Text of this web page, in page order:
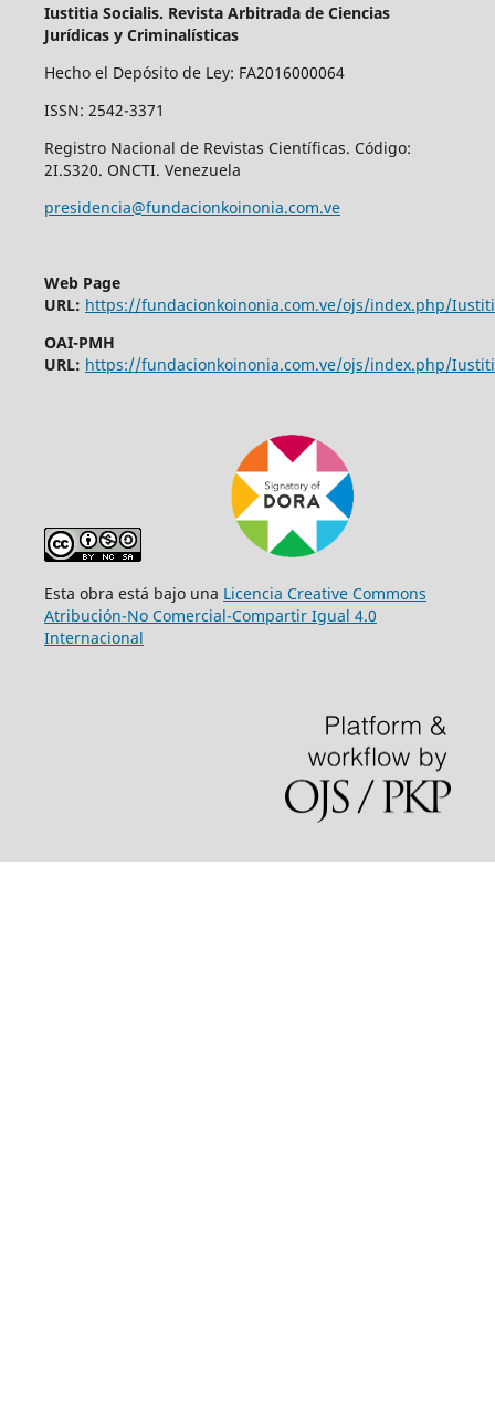
Iustitia Socialis. Revista Arbitrada de Ciencias
Jurídicas y Criminalísticas
Hecho el Depósito de Ley: FA2016000064
ISSN: 2542-3371
Registro Nacional de Revistas Científicas. Código:
2I.S320. ONCTI. Venezuela
presidencia@fundacionkoinonia.com.ve
Web Page
URL: https://fundacionkoinonia.com.ve/ojs/index.php/
OAI-PMH
URL: https://fundacionkoinonia.com.ve/ojs/index.php/
Esta obra está bajo una Licencia Creative Commons
Atribución-No Comercial-Compartir Igual 4.0
Internacional